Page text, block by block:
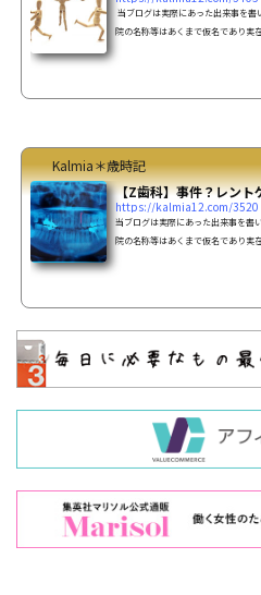
当ブログは実際にあった出来事を
院の名称等はあくまで仮名であり実
Kalmia＊歳時記
【Z歯科】事件？レント
https://kalmia12.com/3520
当ブログは実際にあった出来事を書
院の名称等はあくまで仮名であり実
らの診察券が出て来たんです」(๑